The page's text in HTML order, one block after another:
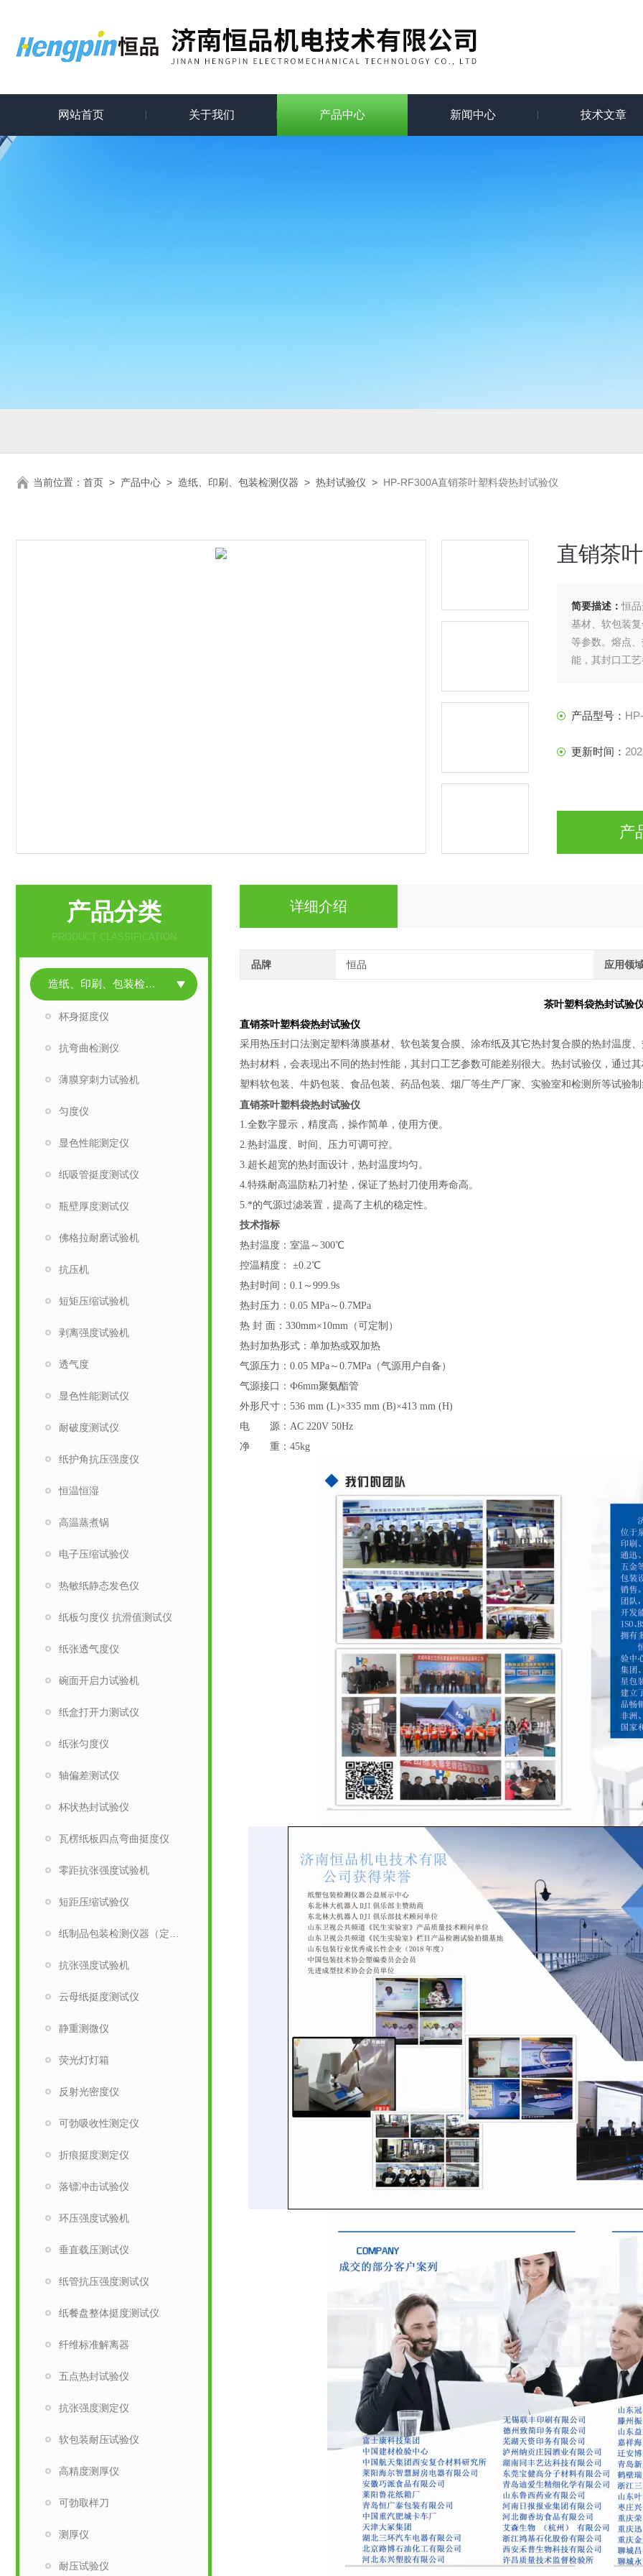
网站首页 关于我们 产品中心 新闻中心 技术文章
当前位置： 首页 > 产品中心 > 造纸、印刷、包装检测仪器 > 热封试验仪 > HP-RF300A直销茶叶塑料袋热封试验仪
直销茶
简要描述：恒
基材、软包装
等参数。熔点
能，其封口工
产品型号：
更新时间：
产
详细介绍
品牌 恒品 应用领
茶叶塑料袋热封试验
直销茶叶塑料袋热封试验仪
采用热压封口法测定塑料薄膜基材、软包装复合膜、涂布纸及其它热封复合膜的热封温度
热封材料，会表现出不同的热封性能，其封口工艺参数可能差别很大。热封试验仪，通过
塑料软包装、牛奶包装、食品包装、药品包装、烟厂等生产厂家、实验室和检测所等试验
直销茶叶塑料袋热封试验仪
1.全数字显示，精度高，操作简单，使用方便。
2.热封温度、时间、压力可调可控。
3.超长超宽的热封面设计，热封温度均匀。
4.特殊耐高温防粘刀衬垫，保证了热封刀使用寿命高。
5.*的气源过滤装置，提高了主机的稳定性。
技术指标
热封温度：室温～300℃
控温精度： ±0.2℃
热封时间：0.1～999.9s
热封压力：0.05 MPa～0.7MPa
热 封 面：330mm×10mm（可定制）
热封加热形式：单加热或双加热
气源压力：0.05 MPa～0.7MPa（气源用户自备）
气源接口：Ф6mm聚氨酯管
外形尺寸：536 mm (L)×335 mm (B)×413 mm (H)
电 源：AC 220V 50Hz
净 重：45kg
产品分类
PRODUCT CLASSIFICATION
造纸、印刷、包装检测仪器
杯身挺度仪
抗弯曲检测仪
薄膜穿刺力试验机
匀度仪
显色性能测定仪
纸吸管挺度测试仪
瓶壁厚度测试仪
佛格拉耐磨试验机
抗压机
短矩压缩试验机
剥离强度试验机
透气度
显色性能测试仪
耐破度测试仪
纸护角抗压强度仪
恒温恒湿
高温蒸煮锅
电子压缩试验仪
热敏纸静态发色仪
纸板匀度仪 抗滑值测试仪
纸张透气度仪
碗面开启力试验机
纸盒打开力测试仪
纸张匀度仪
轴偏差测试仪
杯状热封试验仪
瓦楞纸板四点弯曲挺度仪
零距抗张强度试验机
短距压缩试验仪
抗张强度试验机
云母纸挺度测试仪
静重测微仪
荧光灯灯箱
反射光密度仪
可勃吸收性测定仪
折痕挺度测定仪
落镖冲击试验仪
环压强度试验机
垂直载压测试仪
纸管抗压强度测试仪
纸餐盘整体挺度测试仪
纤维标准解离器
五点热封试验仪
抗张强度测定仪
软包装耐压试验仪
高精度测厚仪
可勃取样刀
测厚仪
耐压试验仪